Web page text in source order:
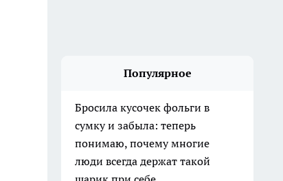
Популярное
Бросила кусочек фольги в
сумку и забыла: теперь
понимаю, почему многие
люди всегда держат такой